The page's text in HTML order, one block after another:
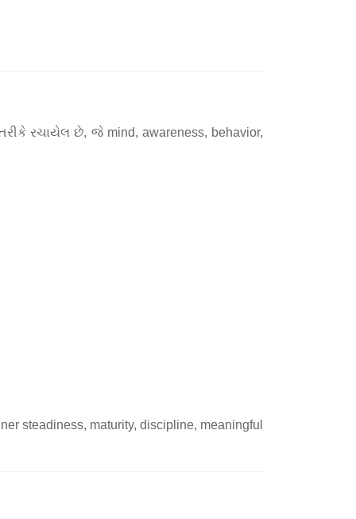
રચાયેલ છે, જે mind, awareness, behavior,
steadiness, maturity, discipline, meaningful